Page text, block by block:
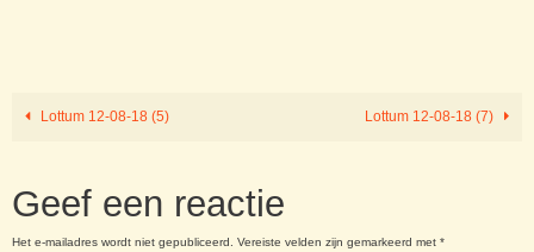
Lottum 12-08-18 (5) Lottum 12-08-18 (7)
Geef een reactie
Het e-mailadres wordt niet gepubliceerd. Vereiste velden zijn gemarkeerd met *